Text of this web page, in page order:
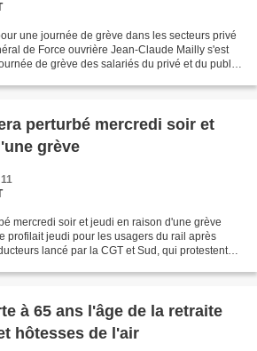
une journée de grève dans les secteurs privé
de Force ouvrière Jean-Claude Mailly s'est
de grève des salariés du privé et du public,
perturbé mercredi soir et
grève
mercredi soir et jeudi en raison d'une grève
profilait jeudi pour les usagers du rail après
lancé par la CGT et Sud, qui protestent
à 65 ans l'âge de la retraite
hôtesses de l'air